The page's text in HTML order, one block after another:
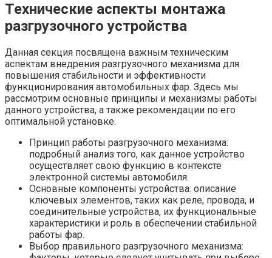
Технические аспекты монтажа
разгрузочного устройства
Данная секция посвящена важным техническим
аспектам внедрения разгрузочного механизма для
повышения стабильности и эффективности
функционирования автомобильных фар. Здесь мы
рассмотрим основные принципы и механизмы работы
данного устройства, а также рекомендации по его
оптимальной установке.
Принцип работы разгрузочного механизма:
подробный анализ того, как данное устройство
осуществляет свою функцию в контексте
электронной системы автомобиля.
Основные компоненты устройства: описание
ключевых элементов, таких как реле, провода, и
соединительные устройства, их функциональные
характеристики и роль в обеспечении стабильной
работы фар.
Выбор правильного разгрузочного механизма: